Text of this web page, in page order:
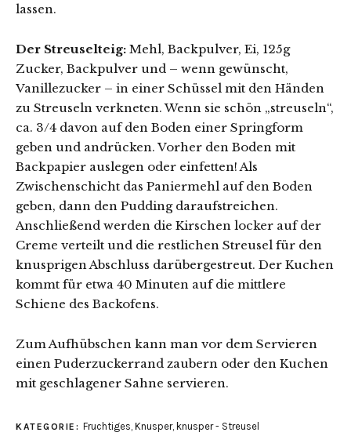
lassen.
Der Streuselteig: Mehl, Backpulver, Ei, 125g
Zucker, Backpulver und – wenn gewünscht,
Vanillezucker – in einer Schüssel mit den Händen
zu Streuseln verkneten. Wenn sie schön „streuseln“,
ca. 3/4 davon auf den Boden einer Springform
geben und andrücken. Vorher den Boden mit
Backpapier auslegen oder einfetten! Als
Zwischenschicht das Paniermehl auf den Boden
geben, dann den Pudding daraufstreichen.
Anschließend werden die Kirschen locker auf der
Creme verteilt und die restlichen Streusel für den
knusprigen Abschluss darübergestreut. Der Kuchen
kommt für etwa 40 Minuten auf die mittlere
Schiene des Backofens.
Zum Aufhübschen kann man vor dem Servieren
einen Puderzuckerrand zaubern oder den Kuchen
mit geschlagener Sahne servieren.
KATEGORIE: Fruchtiges, Knusper, knusper - Streusel